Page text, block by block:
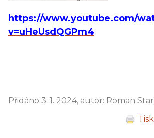
https://www.youtube.com/
v=uHeUsdQGPm4
Přidáno 3. 1. 2024, autor: Roman